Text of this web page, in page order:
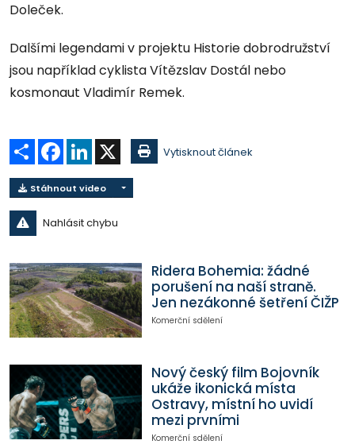
Doleček.
Dalšími legendami v projektu Historie dobrodružství
jsou například cyklista Vítězslav Dostál nebo
kosmonaut Vladimír Remek.
Sdílet Facebook
LinkedIn Vytisknout článek
Stáhnout video
Nahlásit chybu
Ridera Bohemia: žádné
porušení na naší straně.
Jen nezákonné šetření ČIŽP
Komerční sdělení
Nový český film Bojovník
ukáže ikonická místa
Ostravy, místní ho uvidí
mezi prvními
Komerční sdělení